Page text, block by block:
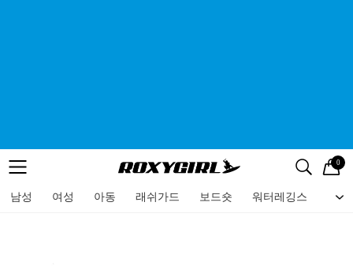
메뉴 검색
로고 0
남성 여성 아동 래쉬가드 보드숏 워터레깅스 비
메뉴